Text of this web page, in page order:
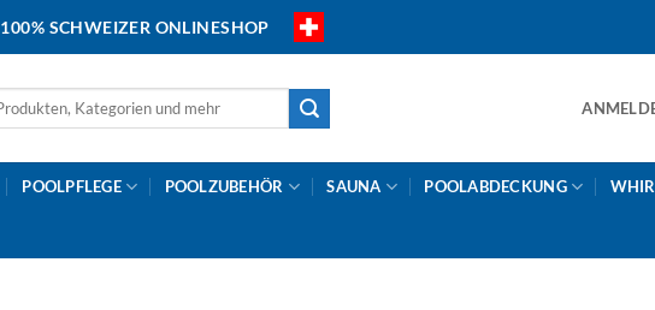
100% SCHWEIZER ONLINESHOP
POOLPFLEGE POOLZUBEHÖR SAUNA POOLABDECKUNG